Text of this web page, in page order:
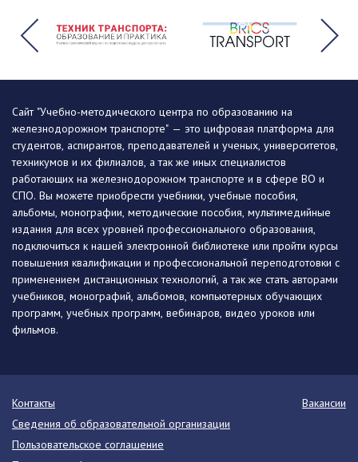
Сайт "Учебно-методического центра по образованию на
железнодорожном транспорте" — это цифровая платформа для
студентов, аспирантов, преподавателей и ученых, университетов,
техникумов и их филиалов, а так же иных специалистов
работающих на железнодорожном транспорте и в сфере ВО и
СПО. Вы можете приобрести учебники, учебные пособия,
альбомы, монографии, методические пособия, мультимедийные
издания для всех уровней профессионального образования,
подключиться к нашей электронной библиотеке или пройти курсы
повышения квалификации и профессиональной переподготовки с
применением дистанционных технологий, а так же стать авторами
учебников, монографий, альбомов, компьютерных обучающих
программ, учебных программ, вебинаров, видео уроков или
фильмов.
Контакты
Вакансии
Сведения об образовательной организации
Пользовательское соглашение